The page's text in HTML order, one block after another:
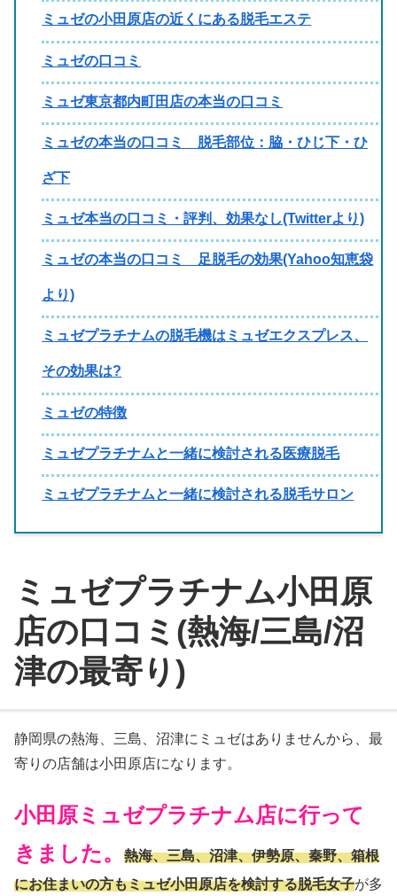
ミュゼの小田原店の近くにある脱毛エステ
ミュゼの口コミ
ミュゼ東京都内町田店の本当の口コミ
ミュゼの本当の口コミ 脱毛部位：脇・ひじ下・ひ
ざ下
ミュゼ本当の口コミ・評判、効果なし(Twitterより)
ミュゼの本当の口コミ 足脱毛の効果(Yahoo知恵袋
より)
ミュゼプラチナムの脱毛機はミュゼエクスプレス、
その効果は?
ミュゼの特徴
ミュゼプラチナムと一緒に検討される医療脱毛
ミュゼプラチナムと一緒に検討される脱毛サロン
ミュゼプラチナム小田原
店の口コミ(熱海/三島/沼
津の最寄り)
静岡県の熱海、三島、沼津にミュゼはありませんから、最
寄りの店舗は小田原店になります。
小田原ミュゼプラチナム店に行って
きました。
熱海、三島、沼津、伊勢原、秦野、箱根
にお住まいの方もミュゼ小田原店を検討する脱毛女子が多